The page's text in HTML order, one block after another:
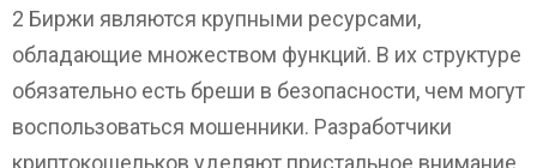
2 Биржи являются крупными ресурсами,
обладающие множеством функций. В их структуре
обязательно есть бреши в безопасности, чем могут
воспользоваться мошенники. Разработчики
криптокошельков уделяют пристальное внимание